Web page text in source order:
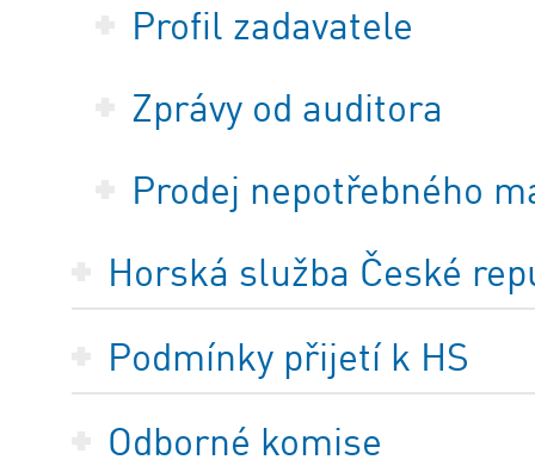
Profil zadavatele
Zprávy od auditora
Prodej nepotřebného
Horská služba České
Podmínky přijetí k HS
Odborné komise